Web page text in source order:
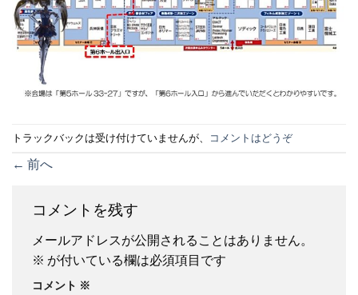
トラックバックは受け付けていませんが、 コメントはどうぞ
← 前へ
コメントを残す
メールアドレスが公開されることはありません。
※ が付いている欄は必須項目です
コメント ※